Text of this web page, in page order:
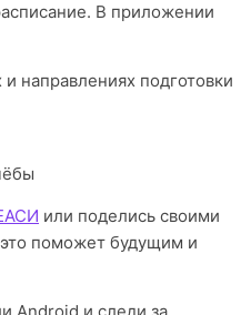
В приложении
направлениях подготовки
или поделись своими
поможет будущим и